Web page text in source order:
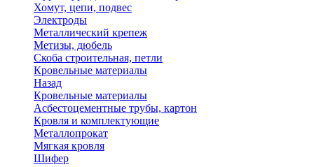
Хомут, цепи, подвес
Электроды
Металлический крепеж
Метизы, дюбель
Скоба строительная, петли
Кровельные материалы
Назад
Кровельные материалы
Асбестоцементные трубы, картон
Кровля и комплектующие
Металлопрокат
Мягкая кровля
Шифер